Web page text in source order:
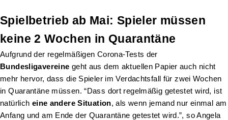
Spielbetrieb ab Mai: Spieler müssen
keine 2 Wochen in Quarantäne
Aufgrund der regelmäßigen Corona-Tests der
Bundesligavereine geht aus dem aktuellen Papier auch nicht
mehr hervor, dass die Spieler im Verdachtsfall für zwei Wochen
in Quarantäne müssen. “Dass dort regelmäßig getestet wird, ist
natürlich eine andere Situation, als wenn jemand nur einmal am
Anfang und am Ende der Quarantäne getestet wird.”, so Angela